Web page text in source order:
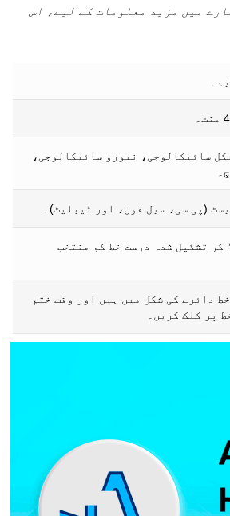
میں مزید معلومات کے لیے، اس
سائیکالوجی، نیورو سائیکالوجی،
(پی سی، سیل فون، اور ٹیبلیٹ)۔
کر تشکیل شدہ درست خط کو منتخب
دائرے کی شکل میں ہیں اور وقت ختم
پر کلک کریں۔